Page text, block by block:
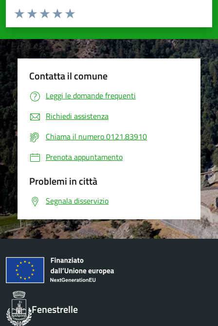
Valuta da 1 a 5 stelle la pagina
Valuta 5 stelle su 5
Valuta 4 stelle su 5
Valuta 3 stelle su 5
Valuta 2 stelle su 5
Valuta 1 stelle su 5
Contatta il comune
Leggi le domande frequenti
Richiedi assistenza
Chiama il numero 0121.83910
Prenota appuntamento
Problemi in città
Segnala disservizio
Fenestrelle